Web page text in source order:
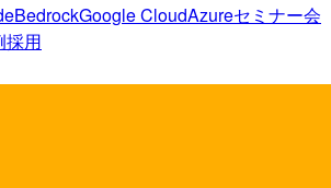
BedrockGoogle CloudAzureセミナー会
採用